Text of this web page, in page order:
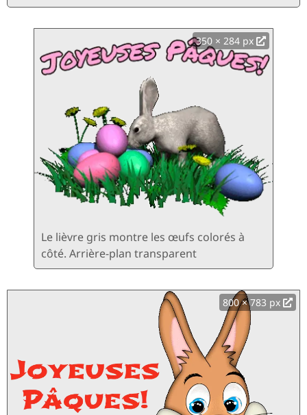
350 × 284 px
Le lièvre gris montre les œufs colorés à
côté. Arrière-plan transparent
800 × 783 px